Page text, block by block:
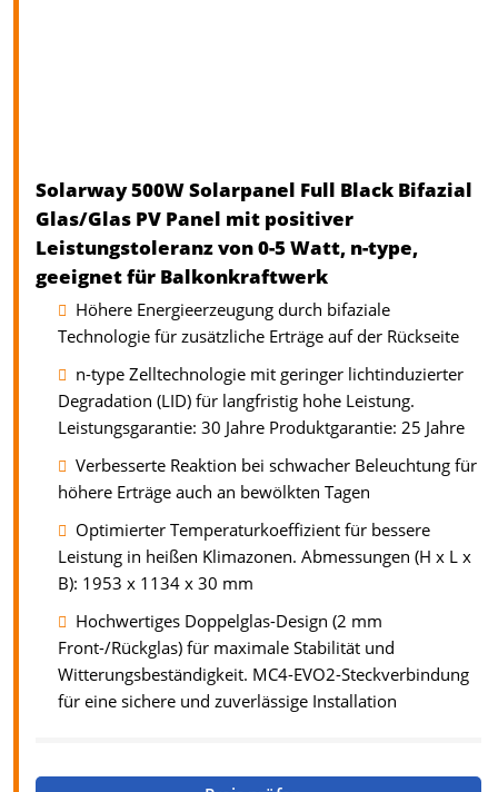
Solarway 500W Solarpanel Full Black Bifazial
Glas/Glas PV Panel mit positiver
Leistungstoleranz von 0-5 Watt, n-type,
geeignet für Balkonkraftwerk
Höhere Energieerzeugung durch bifaziale
Technologie für zusätzliche Erträge auf der Rückseite
n-type Zelltechnologie mit geringer lichtinduzierter
Degradation (LID) für langfristig hohe Leistung.
Leistungsgarantie: 30 Jahre Produktgarantie: 25 Jahre
Verbesserte Reaktion bei schwacher Beleuchtung für
höhere Erträge auch an bewölkten Tagen
Optimierter Temperaturkoeffizient für bessere
Leistung in heißen Klimazonen. Abmessungen (H x L x
B): 1953 x 1134 x 30 mm
Hochwertiges Doppelglas-Design (2 mm
Front-/Rückglas) für maximale Stabilität und
Witterungsbeständigkeit. MC4-EVO2-Steckverbindung
für eine sichere und zuverlässige Installation